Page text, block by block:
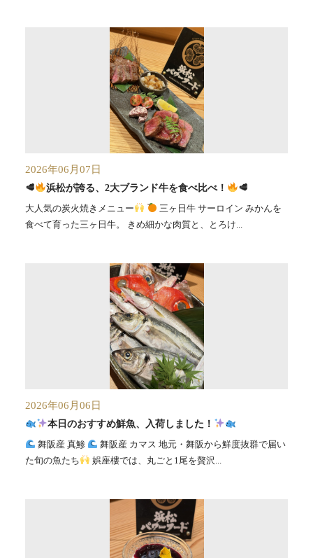
2026年06月07日
🥩 浜松が誇る、2大ブランド牛を食べ比べ！
🥩
大人気の炭火焼きメニュー
三ヶ日牛 サーロイン みかんを
食べて育った三ヶ日牛。 きめ細かな肉質と、とろけ...
2026年06月06日
本日のおすすめ鮮魚、入荷しました！
舞阪産 真鯵
舞阪産 カマス 地元・舞阪から鮮度抜群で届い
た旬の魚たち
娯座樓では、丸ごと1尾を贅沢...